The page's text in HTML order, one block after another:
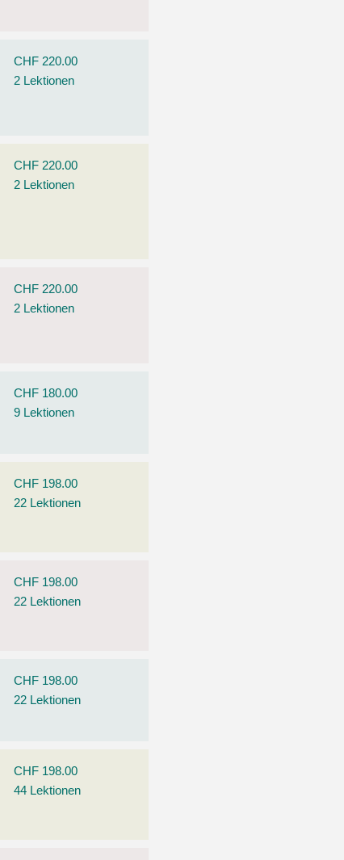
CHF 220.00
2 Lektionen
CHF 220.00
2 Lektionen
CHF 220.00
2 Lektionen
CHF 180.00
9 Lektionen
CHF 198.00
22 Lektionen
CHF 198.00
22 Lektionen
CHF 198.00
22 Lektionen
CHF 198.00
44 Lektionen